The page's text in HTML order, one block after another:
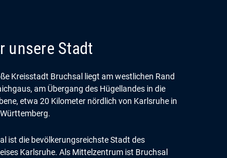
unsere Stadt
Kreisstadt Bruchsal liegt am westlichen Rand
am Übergang des Hügellandes in die
etwa 20 Kilometer nördlich von Karlsruhe in
ist die bevölkerungsreichste Stadt des
Karlsruhe. Als Mittelzentrum ist Bruchsal